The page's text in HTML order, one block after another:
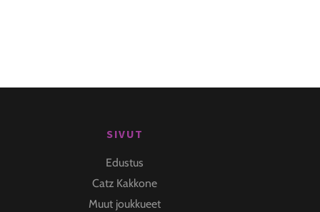
SIVUT
Edustus
Catz Kakkone
Muut joukkueet